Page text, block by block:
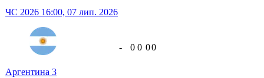
ЧС 2026 16:00, 07 лип. 2026
Аргентина 3
- 0 0 00